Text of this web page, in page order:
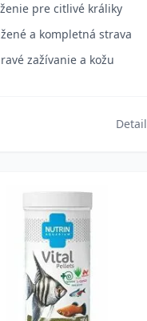
pre citlivé králiky
a kompletná strava
zažívanie a kožu
Detail